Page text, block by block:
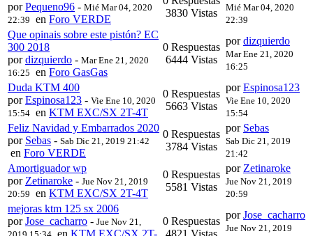
porPequeno96 - Mié Mar 04, 2020
22:39 en Foro VERDE
3830 Vistas
Mié Mar 04, 2020
22:39
Que opinais sobre este pistón? EC
300 2018
pordizquierdo - Mar Ene 21, 2020
16:25 en Foro GasGas
0 Respuestas
6444 Vistas
pordizquierdo
Mar Ene 21, 2020
16:25
Duda KTM 400
porEspinosa123 - Vie Ene 10, 2020
15:54 en KTM EXC/SX 2T-4T
0 Respuestas
5663 Vistas
porEspinosa123
Vie Ene 10, 2020
15:54
Feliz Navidad y Embarrados 2020
por Sebas - Sab Dic 21, 2019 21:42
en Foro VERDE
0 Respuestas
3784 Vistas
por Sebas
Sab Dic 21, 2019
21:42
Amortiguador wp
por Zetinaroke - Jue Nov 21, 2019
20:59 en KTM EXC/SX 2T-4T
0 Respuestas
5581 Vistas
por Zetinaroke
Jue Nov 21, 2019
20:59
mejoras ktm 125 sx 2006
porJose_cacharro - Jue Nov 21,
en KTM EXC/SX 2T-
0 Respuestas
4821 Vistas
porJose_cacharro
Jue Nov 21, 2019